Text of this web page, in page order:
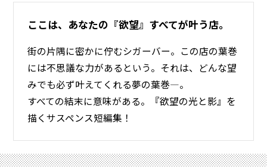
ここは、あなたの『欲望』すべてが叶う店。
街の片隅に密かに佇むシガーバー。この店の葉巻
には不思議な力があるという。それは、どんな望
みでも必ず叶えてくれる夢の葉巻―。
すべての結末に意味がある。『欲望の光と影』を
描くサスペンス短編集！